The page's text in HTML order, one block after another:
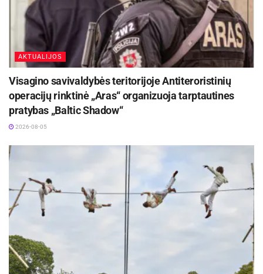
AKTUALIJOS
Visagino savivaldybės teritorijoje Antiteroristinių
operacijų rinktinė „Aras“ organizuoja tarptautines
pratybas „Baltic Shadow“
2026-08-05